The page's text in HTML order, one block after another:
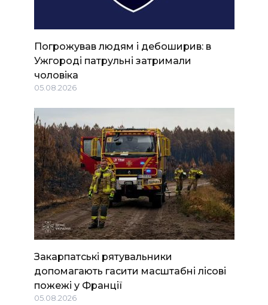
Погрожував людям і дебоширив: в
Ужгороді патрульні затримали
чоловіка
05.08.2026
Закарпатські рятувальники
допомагають гасити масштабні лісові
пожежі у Франції
05.08.2026